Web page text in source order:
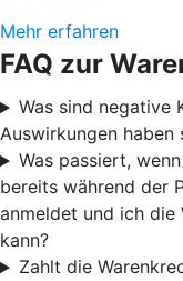
Mehr erfahren
FAQ zur
Was sind negative
Auswirkungen haben
Was passiert,
bereits während der
anmeldet und ich die
kann?
Zahlt die